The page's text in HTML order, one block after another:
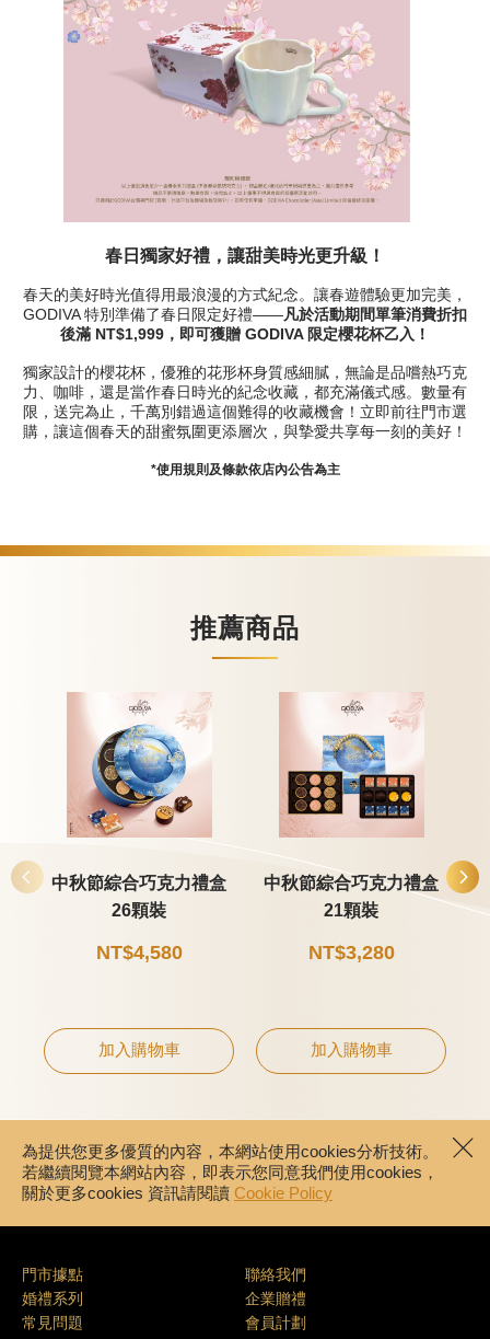
春日獨家好禮，讓甜美時光更升級！
春天的美好時光值得用最浪漫的方式紀念。讓春遊體驗更加完美，
GODIVA 特別準備了春日限定好禮——凡於活動期間單筆消費折扣
後滿 NT$1,999，即可獲贈 GODIVA 限定櫻花杯乙入！
獨家設計的櫻花杯，優雅的花形杯身質感細膩，無論是品嚐熱巧克
力、咖啡，還是當作春日時光的紀念收藏，都充滿儀式感。數量有
限，送完為止，千萬別錯過這個難得的收藏機會！立即前往門市選
購，讓這個春天的甜蜜氛圍更添層次，與摯愛共享每一刻的美好！
*使用規則及條款依店內公告為主
推薦商品
中秋節綜合巧克力禮盒
26顆裝
NT$4,580
加入購物車
中秋節綜合巧克力禮盒
21顆裝
NT$3,280
加入購物車
為提供您更多優質的內容，本網站使用cookies分析技術。
若繼續閱覽本網站內容，即表示您同意我們使用cookies，
關於更多cookies 資訊請閱讀 Cookie Policy
門市據點
聯絡我們
婚禮系列
企業贈禮
常見問題
會員計劃